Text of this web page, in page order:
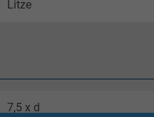
Litze
7,5 x d